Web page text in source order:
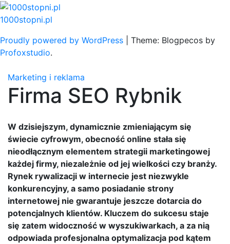
Skip
to
1000stopni.pl
Proudly powered by WordPress
Theme: Blogpecos by
Profoxstudio.
Marketing i reklama
Firma SEO Rybnik
W dzisiejszym, dynamicznie zmieniającym się
świecie cyfrowym, obecność online stała się
nieodłącznym elementem strategii marketingowej
każdej firmy, niezależnie od jej wielkości czy branży.
Rynek rywalizacji w internecie jest niezwykle
konkurencyjny, a samo posiadanie strony
internetowej nie gwarantuje jeszcze dotarcia do
potencjalnych klientów. Kluczem do sukcesu staje
się zatem widoczność w wyszukiwarkach, a za nią
odpowiada profesjonalna optymalizacja pod kątem